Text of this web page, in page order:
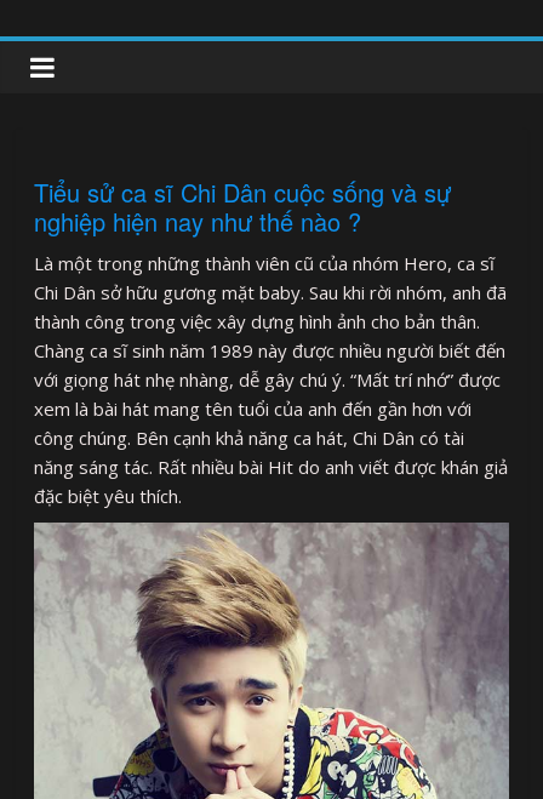
to
content
clipnonglive.com
Tiểu sử ca sĩ Chi Dân cuộc sống và sự
nghiệp hiện nay như thế nào ?
Là một trong những thành viên cũ của nhóm Hero, ca sĩ
Chi Dân sở hữu gương mặt baby. Sau khi rời nhóm, anh đã
thành công trong việc xây dựng hình ảnh cho bản thân.
Chàng ca sĩ sinh năm 1989 này được nhiều người biết đến
với giọng hát nhẹ nhàng, dễ gây chú ý. “Mất trí nhớ” được
xem là bài hát mang tên tuổi của anh đến gần hơn với
công chúng. Bên cạnh khả năng ca hát, Chi Dân có tài
năng sáng tác. Rất nhiều bài Hit do anh viết được khán giả
đặc biệt yêu thích.